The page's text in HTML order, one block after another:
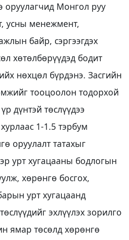
оруулагчид Монгол руу
усны менежмент,
байр, сэргээгдэх
хөтөлбөрүүдэд бодит
нөхцөл бүрдэнэ. Засгийн
тооцоолон тодорхой
дүнтэй төслүүдээ
1-1.5 тэрбум
оруулалт татахыг
урт хугацааны бодлогын
хөрөнгө босгох,
урт хугацаанд
эхлүүлэх зорилго
ямар төсөлд хөрөнгө